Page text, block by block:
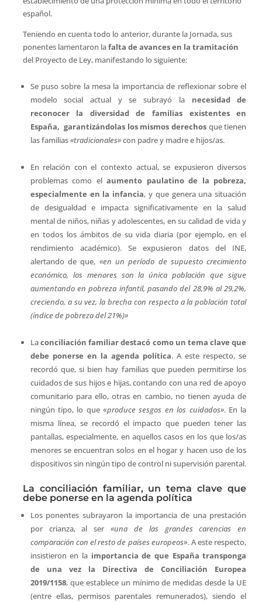
español.
Teniendo en cuenta todo lo anterior, durante la Jornada, sus
ponentes lamentaron lafalta de avances en la tramitación
del Proyecto de Ley, manifestando lo siguiente:
Se puso sobre la mesa la importancia de reflexionar sobre el
modelo social actual y se subrayó la necesidad de
reconocer la diversidad de familias existentes en
España, garantizándolas los mismos derechosque tienen
las familias«tradicionales»con padre y madre e hijos/as.
En relación con el contexto actual, se expusieron diversos
problemas como elaumento paulatino de la pobreza,
especialmente en la infancia, y que genera una situación
de desigualdad e impacta significativamente en la salud
mental de niños, niñas y adolescentes, en su calidad de vida y
en todos los ámbitos de su vida diaria (por ejemplo, en el
rendimiento académico). Se expusieron datos del INE,
alertando de que, «en un período de supuesto crecimiento
económico, los menores son la única población que sigue
aumentando en pobreza infantil, pasando del 28,9% al 29,2%,
creciendo, a su vez, la brecha con respecto a la población total
(índice de pobreza del 21%)»
Laconciliación familiar destacó como un tema clave que
debe ponerse en la agenda política. A este respecto, se
recordó que, si bien hay familias que pueden permitirse los
cuidados de sus hijos e hijas, contando con una red de apoyo
comunitario para ello, otras en cambio, no tienen ayuda de
ningún tipo, lo que «produce sesgos en los cuidados». En la
misma línea, se recordó el impacto que pueden tener las
pantallas, especialmente, en aquellos casos en los que los/as
menores se encuentran solos en el hogar y hacen uso de los
dispositivos sin ningún tipo de control ni supervisión parental.
La conciliación familiar, un tema clave que
debe ponerse en la agenda política
Los ponentes subrayaron la importancia de una prestación
por crianza, al ser«una de las grandes carencias en
comparación con el resto de países europeos». A este respecto,
insistieron en la importancia de que España transponga
de una vez la Directiva de Conciliación Europea
2019/1158, que establece un mínimo de medidas desde la UE
(entre ellas, permisos parentales remunerados), siendo el